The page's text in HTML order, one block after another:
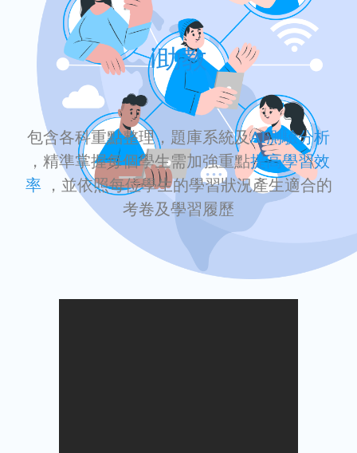
i助教
包含各科重點整理，題庫系統及AI測驗分析
，精準掌握每個學生需加強重點提高學習效
率，並依照每位學生的學習狀況產生適合的
考卷及學習履歷